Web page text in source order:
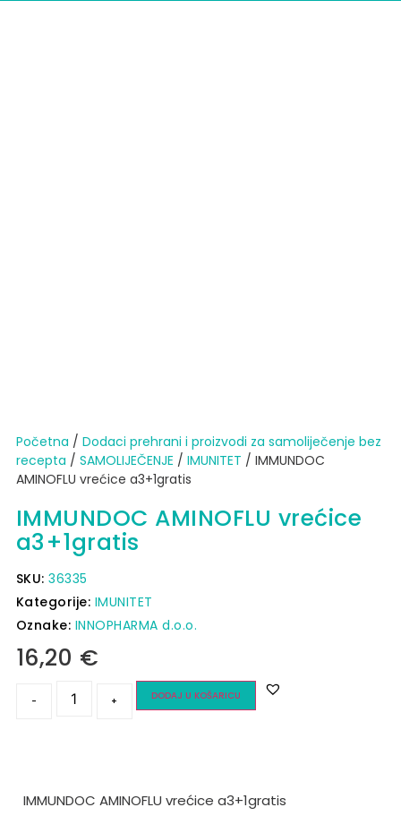
Početna / Dodaci prehrani i proizvodi za samoliječenje bez
recepta / SAMOLIJEČENJE / IMUNITET / IMMUNDOC
AMINOFLU vrećice a3+1gratis
IMMUNDOC AMINOFLU vrećice
a3+1gratis
SKU:36335
Kategorije: IMUNITET
Oznake: INNOPHARMA d.o.o.
16,20 €
- + DODAJ U KOŠARICU
IMMUNDOC AMINOFLU vrećice a3+1gratis